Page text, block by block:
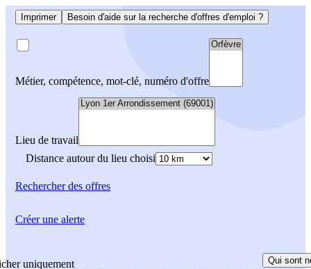
Imprimer Besoin d'aide sur la recherche d'offres d'emploi ?
Métier, compétence, mot-clé, numéro d'offre
Lieu de travail
Distance autour du lieu choisi
Rechercherdes offres
uniquement
Qui sont
Créer une alerte